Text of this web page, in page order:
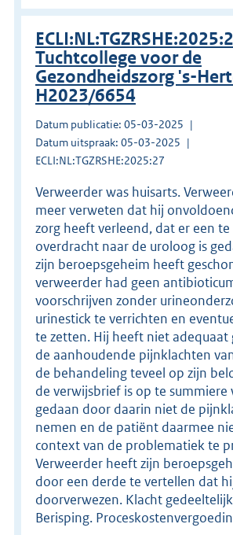
Tuchtcollege voor de
Gezondheidszorg 's-
H2023/6654
Datum publicatie: 05-03-2025
Datum uitspraak: 05-03-2025
ECLI:NL:TGZRSHE:2025:27
Verweerder was huisarts.
meer verweten dat hij
zorg heeft verleend, dat er een
overdracht naar de uroloog is
zijn beroepsgeheim heeft
verweerder had geen
voorschrijven zonder
urinestick te verrichten en
te zetten. Hij heeft niet adequaat
de aanhoudende pijnklachten
de behandeling teveel op zijn
de verwijsbrief is op te summiere
gedaan door daarin niet de
nemen en de patiënt daarmee
context van de problematiek te
Verweerder heeft zijn
door een derde te vertellen dat
doorverwezen. Klacht
Berisping.